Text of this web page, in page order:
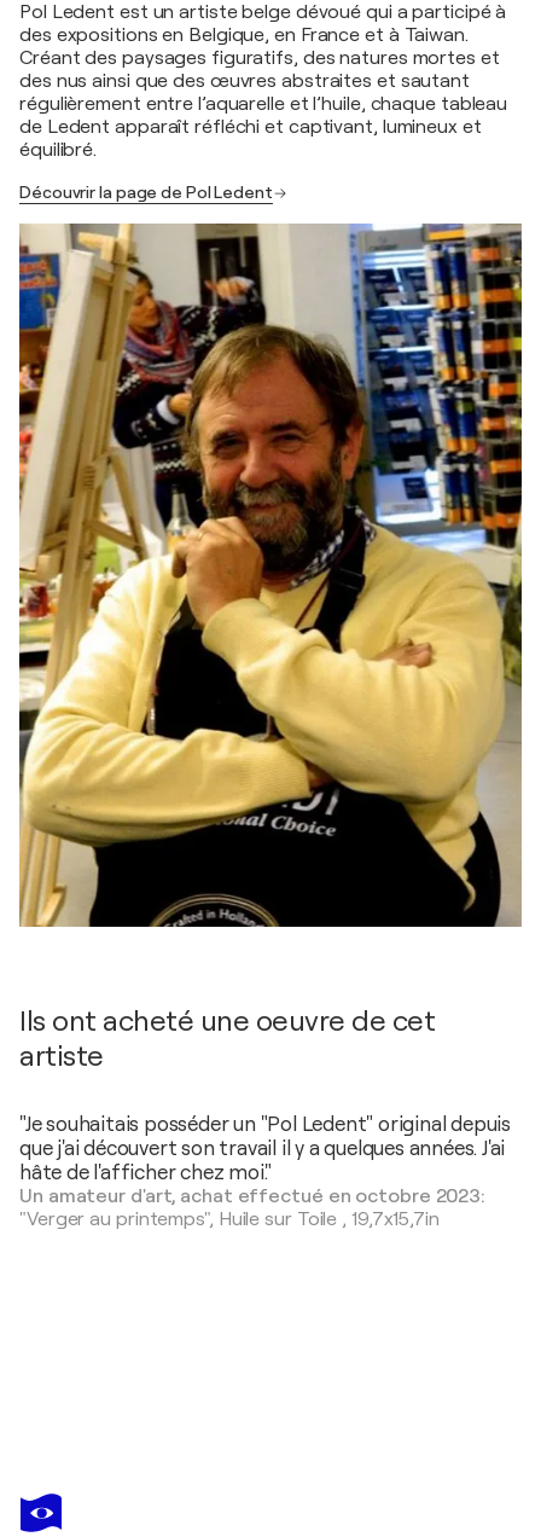
Pol Ledent est un artiste belge dévoué qui a participé à
des expositions en Belgique, en France et à Taiwan.
Créant des paysages figuratifs, des natures mortes et
des nus ainsi que des œuvres abstraites et sautant
régulièrement entre l’aquarelle et l’huile, chaque tableau
de Ledent apparaît réfléchi et captivant, lumineux et
équilibré.
Découvrir la page de Pol Ledent
Ils ont acheté une oeuvre de cet
artiste
"Je souhaitais posséder un "Pol Ledent" original depuis
que j'ai découvert son travail il y a quelques années. J'ai
hâte de l'afficher chez moi."
Un amateur d'art, achat effectué en octobre 2023:
"Verger au printemps", Huile sur Toile , 19,7x15,7in
POL
LEDENT